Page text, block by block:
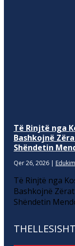
Të Rinjtë nga
Bashkojnë
Shëndetin
Qer 26, 2026 | Edukim
Të Rinjtë nga
Bashkojnë
Shëndetin
THELLESISHT